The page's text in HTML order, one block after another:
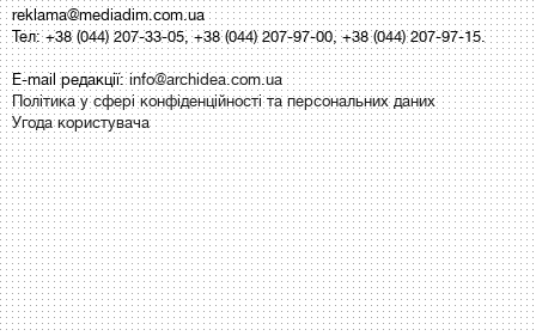
reklama@mediadim.com.ua
Тел: +38 (044) 207-33-05, +38 (044) 207-97-00, +38 (044) 207-97-15.
E-mail редакції:info@archidea.com.ua
Політика у сфері конфіденційності та персональних даних
Угода користувача